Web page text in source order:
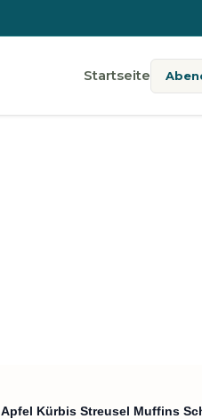
Startseite
Apfel Kürbis Streusel Muffins